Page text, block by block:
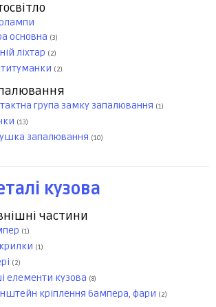
основна (3)
ліхтар (2)
(2)
група замку запалювання (1)
(13)
запалювання (10)
кузова
частини
(1)
(1)
(2)
елементи кузова (8)
кріплення бампера, фари (2)